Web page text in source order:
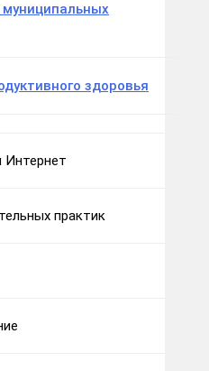
здоровья
Интернет
практик